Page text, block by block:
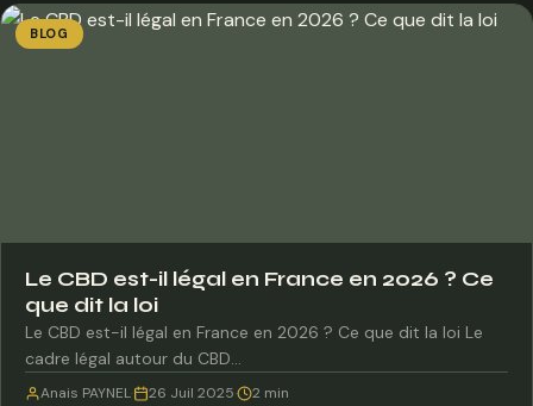
BLOG
Le CBD est-il légal en France en 2026 ? Ce
que dit la loi
Le CBD est-il légal en France en 2026 ? Ce que dit la loi Le
cadre légal autour du CBD…
Anais PAYNEL 26 Juil 2025 2 min